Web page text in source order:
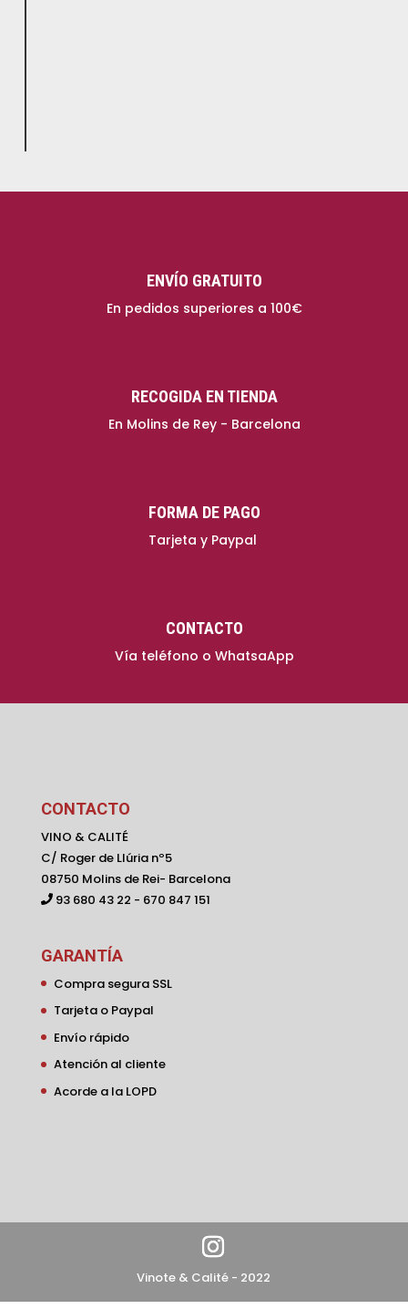
ENVÍO GRATUITO
En pedidos superiores a 100€
RECOGIDA EN TIENDA
En Molins de Rey - Barcelona
FORMA DE PAGO
Tarjeta y Paypal
CONTACTO
Vía teléfono o WhatsaApp
CONTACTO
VINO & CALITÉ
C/ Roger de Llúria nº5
08750 Molins de Rei- Barcelona
93 680 43 22 - 670 847 151
GARANTÍA
Compra segura SSL
Tarjeta o Paypal
Envío rápido
Atención al cliente
Acorde a la LOPD
Vinote & Calité - 2022